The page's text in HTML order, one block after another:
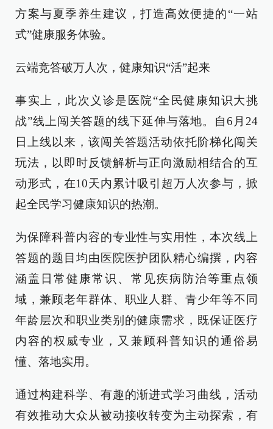
方案与夏季养生建议，打造高效便捷的“一站
式”健康服务体验。
云端竞答破万人次，健康知识“活”起来
事实上，此次义诊是医院“全民健康知识大挑
战”线上闯关答题的线下延伸与落地。自6月24
日上线以来，该闯关答题活动依托阶梯化闯关
玩法，以即时反馈解析与正向激励相结合的互
动形式，在10天内累计吸引超万人次参与，掀
起全民学习健康知识的热潮。
为保障科普内容的专业性与实用性，本次线上
答题的题目均由医院医护团队精心编撰，内容
涵盖日常健康常识、常见疾病防治等重点领
域，兼顾老年群体、职业人群、青少年等不同
年龄层次和职业类别的健康需求，既保证医疗
内容的权威专业，又兼顾科普知识的通俗易
懂、落地实用。
通过构建科学、有趣的渐进式学习曲线，活动
有效推动大众从被动接收转变为主动探索，有